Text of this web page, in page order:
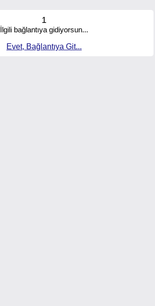
1
İlgili bağlantıya gidiyorsun...
Evet, Bağlantıya Git...